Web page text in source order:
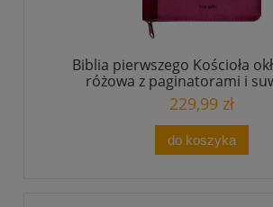
Biblia pierwszego Kościoła
różowa z paginatorami i
229,99 zł
do koszyka